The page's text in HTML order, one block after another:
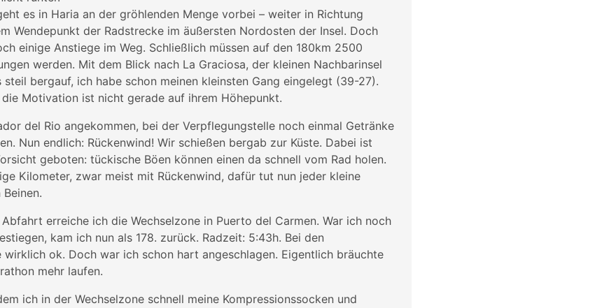
es in Haria an der gröhlenden Menge vorbei – weiter in Richtung
Wendepunkt der Radstrecke im äußersten Nordosten der Insel. Doch
einige Anstiege im Weg. Schließlich müssen auf den 180km 2500
werden. Mit dem Blick nach La Graciosa, der kleinen Nachbarinsel
steil bergauf, ich habe schon meinen kleinsten Gang eingelegt (39-27).
die Motivation ist nicht gerade auf ihrem Höhepunkt.
del Rio angekommen, bei der Verpflegungstelle noch einmal Getränke
Nun endlich: Rückenwind! Wir schießen bergab zur Küste. Dabei ist
geboten: tückische Böen können einen da schnell vom Rad holen.
Kilometer, zwar meist mit Rückenwind, dafür tut nun jeder kleine
erreiche ich die Wechselzone in Puerto del Carmen. War ich noch
kam ich nun als 178. zurück. Radzeit: 5:43h. Bei den
wirklich ok. Doch war ich schon hart angeschlagen. Eigentlich bräuchte
mehr laufen.
ich in der Wechselzone schnell meine Kompressionssocken und